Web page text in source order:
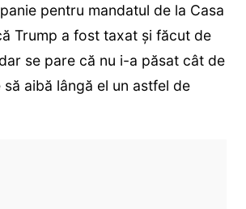
pentru mandatul de la Casa
Trump a fost taxat și făcut de
se pare că nu i-a păsat cât de
aibă lângă el un astfel de